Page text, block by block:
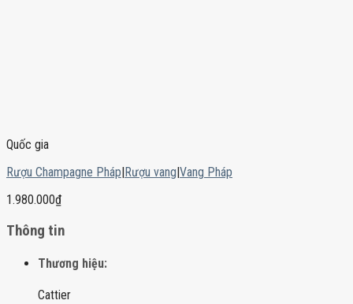
Quốc gia
Rượu Champagne Pháp|Rượu vang|Vang Pháp
1.980.000₫
Thông tin
Thương hiệu:
Cattier